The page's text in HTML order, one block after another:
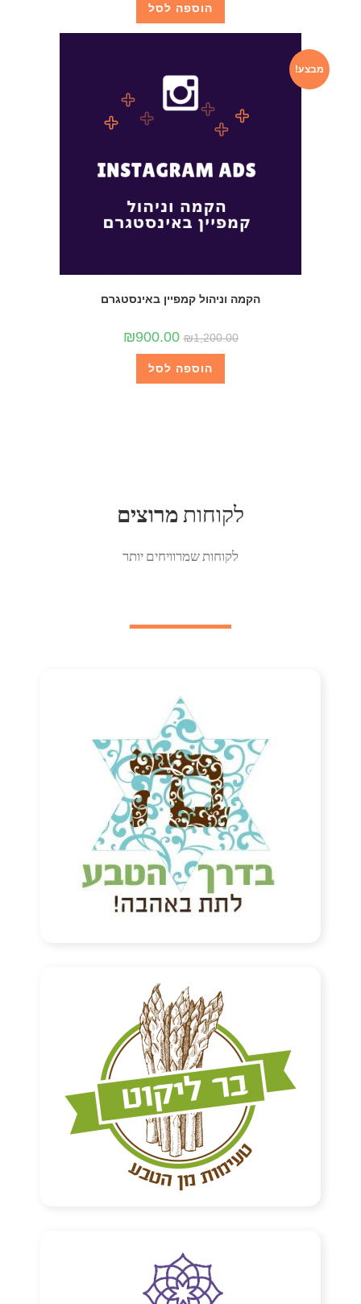
הוספה לסל
מבצע!
הקמה וניהול קמפיין באינסטגרם
₪1,200.00
₪900.00
הוספה לסל
לקוחות ​מרוצים
לקוחות שמרוויחים יותר